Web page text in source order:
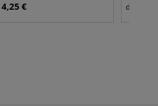
4,25 € dès